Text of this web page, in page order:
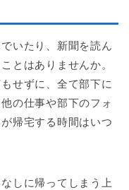
いたり、新聞を読ん
とはありませんか。
せずに、全て部下に
の仕事や部下のフォ
帰宅する時間はいつ
しに帰ってしまう上